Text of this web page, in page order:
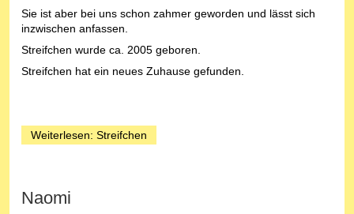
Sie ist aber bei uns schon zahmer geworden und lässt sich
inzwischen anfassen.
Streifchen wurde ca. 2005 geboren.
Streifchen hat ein neues Zuhause gefunden.
Weiterlesen: Streifchen
Naomi